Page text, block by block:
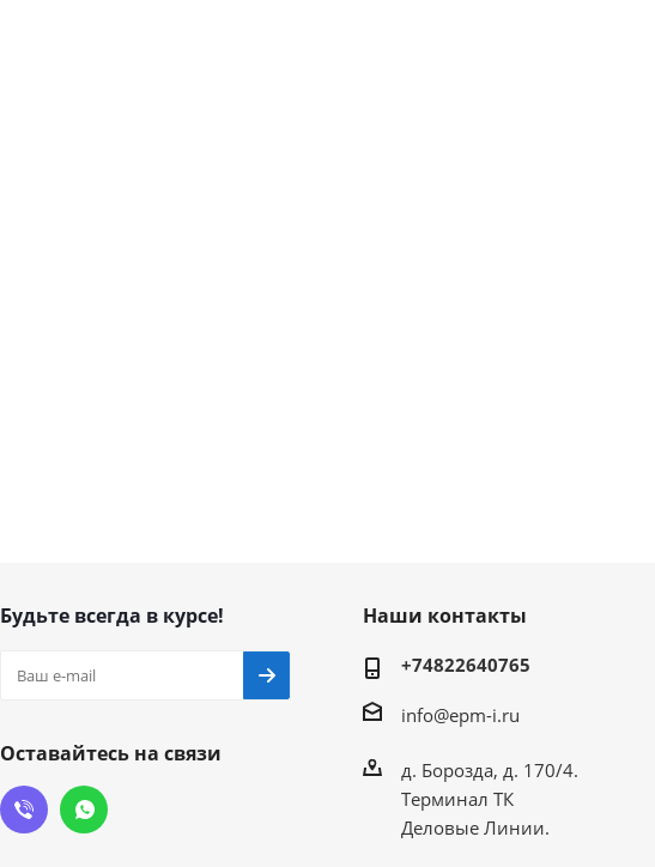
Будьте всегда в курсе!
Оставайтесь на связи
Наши контакты
+74822640765
info@epm-i.ru
д. Борозда, д. 170/4.
Терминал ТК
Деловые Линии.